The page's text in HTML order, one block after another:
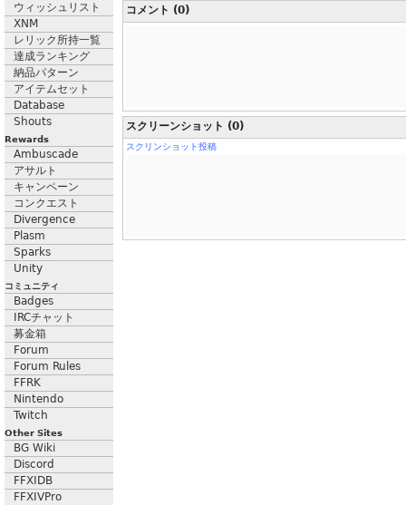
ウィッシュリスト
XNM
レリック所持一覧
達成ランキング
納品パターン
アイテムセット
Database
Shouts
Rewards
Ambuscade
アサルト
キャンペーン
コンクエスト
Divergence
Plasm
Sparks
Unity
コミュニティ
Badges
IRCチャット
募金箱
Forum
Forum Rules
FFRK
Nintendo
Twitch
Other Sites
BG Wiki
Discord
FFXIDB
FFXIVPro
コメント (0)
スクリーンショット (0)
スクリンショット投稿